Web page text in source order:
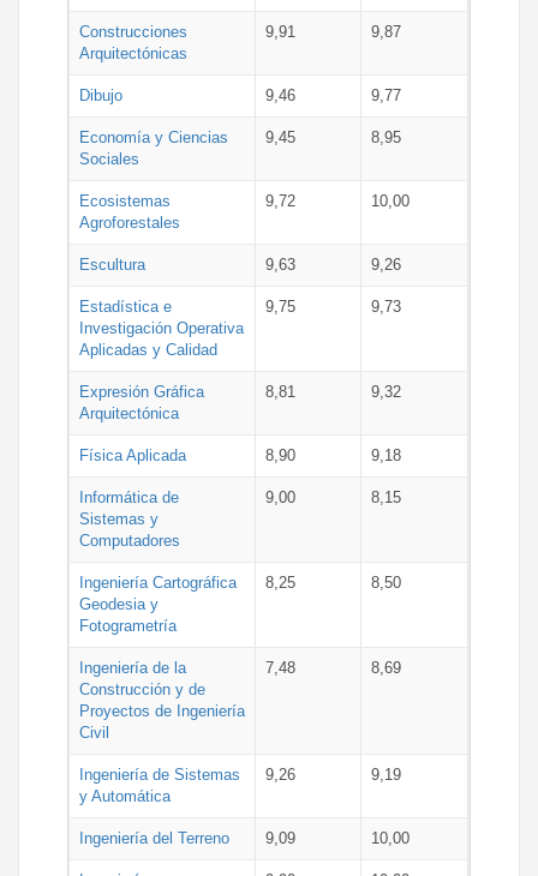
Construcciones
Arquitectónicas
9,91 9,87
Dibujo 9,46 9,77
Economía y Ciencias
Sociales
9,45 8,95
Ecosistemas
Agroforestales
9,72 10,00
Escultura 9,63 9,26
Estadística e
Investigación Operativa
Aplicadas y Calidad
9,75 9,73
Expresión Gráfica
Arquitectónica
8,81 9,32
Física Aplicada 8,90 9,18
Informática de
Sistemas y
Computadores
9,00 8,15
Ingeniería Cartográfica
Geodesia y
Fotogrametría
8,25 8,50
Ingeniería de la
Construcción y de
Proyectos de Ingeniería
Civil
7,48 8,69
Ingeniería de Sistemas
y Automática
9,26 9,19
Ingeniería del Terreno 9,09 10,00